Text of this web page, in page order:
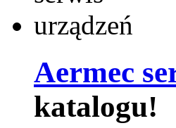
Aermec
katalogu!